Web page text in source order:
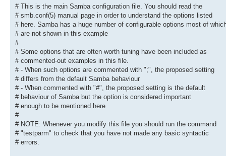
# Change this to the workgroup/NT-domain name your Samba
workgroup = M-DATA
# client min protocol = SMB2
# client max protocol = SMB3
# server min protocol = SMB2
# server max protocol = SMB3
# Old input name resolve order = bcast host lmhosts wins
name resolve order = bcast hosts wins lmhosts
# server string is the equivalent of the NT Description
server string = Linux
# Windows Internet Name Serving Support Section:
# WINS Support - Tells the NMBD component of Samba to
wins support = yes
wins proxy = yes
# This is the main Samba configuration file. You should read the
# smb.conf(5) manual page in order to understand the options listed
# here. Samba has a huge number of configurable options most of
# are not shown in this example
#
# Some options that are often worth tuning have been included as
# commented-out examples in this file.
# - When such options are commented with ";", the proposed setting
# differs from the default Samba behaviour
# - When commented with "#", the proposed setting is the default
# behaviour of Samba but the option is considered important
# enough to be mentioned here
#
# NOTE: Whenever you modify this file you should run the command
# "testparm" to check that you have not made any basic syntactic
# errors.